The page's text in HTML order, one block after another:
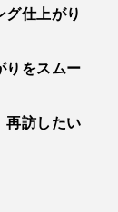
グ仕上がり
りをスムー
再訪したい